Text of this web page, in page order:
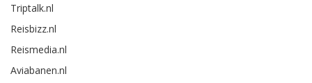
Triptalk.nl
Reisbizz.nl
Reismedia.nl
Aviabanen.nl